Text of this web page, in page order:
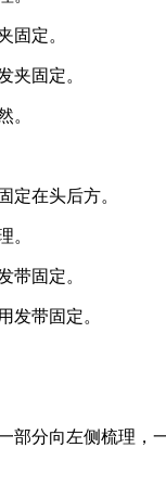
固定。
夹固定。
。
定在头后方。
。
带固定。
发带固定。
部分向左侧梳理，